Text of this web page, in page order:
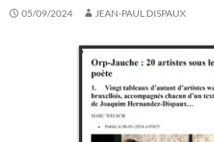
05/09/2024 JEAN-PAUL DISPAUX